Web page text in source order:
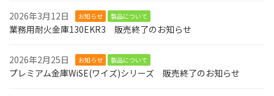
2026年3月12日 お知らせ 製品について
業務用耐火金庫130EKR3 販売終了のお知らせ
2026年2月25日 お知らせ 製品について
プレミアム金庫WiSE(ワイズ)シリーズ 販売終了のお知らせ